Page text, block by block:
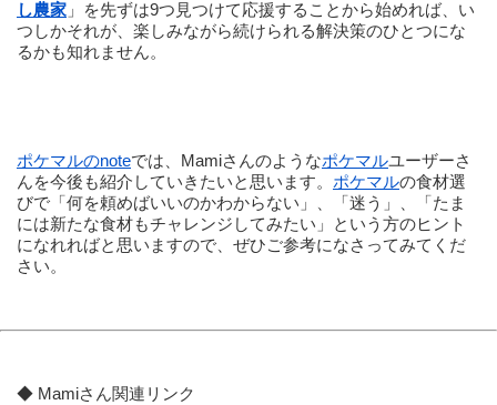
し農家 」を先ずは9つ見つけて応援することから始めれば、い
つしかそれが、楽しみながら続けられる解決策のひとつにな
るかも知れません。
ポケマルのnoteでは、Mamiさんのようなポケマルユーザーさ
んを今後も紹介していきたいと思います。 ポケマルの食材選
びで「何を頼めばいいのかわからない」、「迷う」、「たま
には新たな食材もチャレンジしてみたい」という方のヒント
になれればと思いますので、ぜひご参考になさってみてくだ
さい。
◆ Mamiさん関連リンク